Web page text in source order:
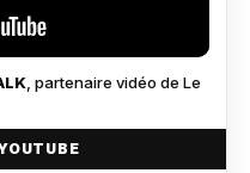
, partenaire vidéo de Le